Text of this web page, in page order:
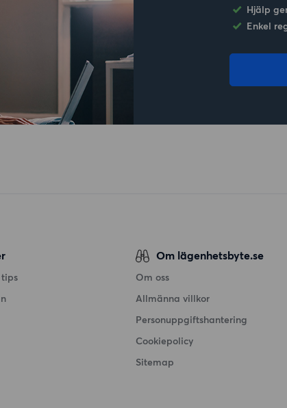
Hjälp
Enkel
Om lägenhetsbyte.se
Om oss
Allmänna villkor
Personuppgiftshantering
Cookiepolicy
Sitemap